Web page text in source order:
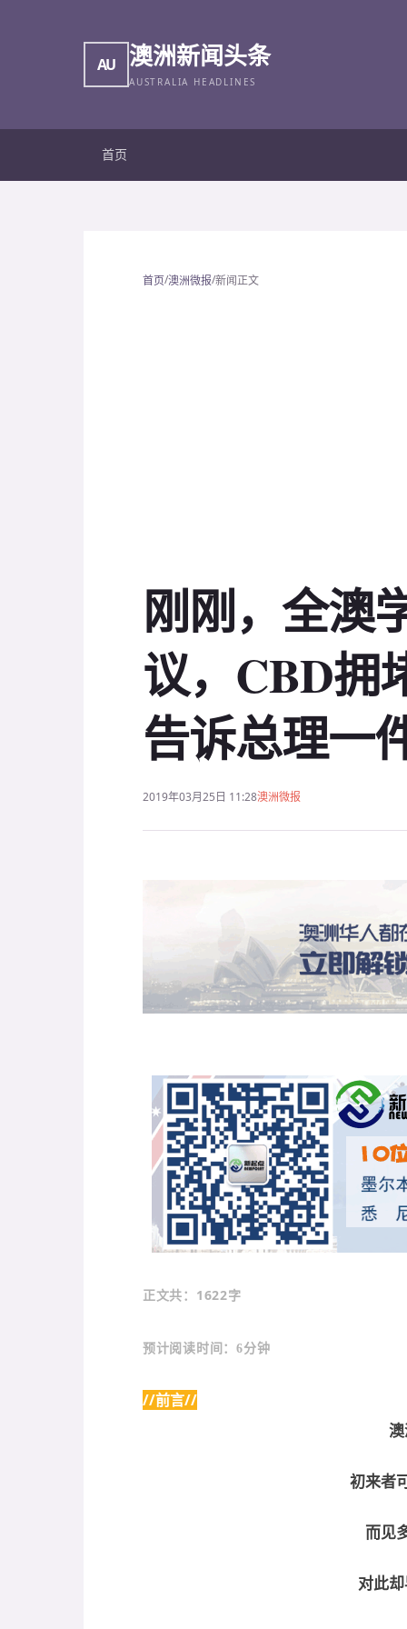
AU 澳洲新闻头条
AUSTRALIA HEADLINES
首页
首页/澳洲微报/新闻正文
刚刚，全澳
议，CBD拥
告诉总理一
2019年03月25日 11:28澳洲微报
正文共 ：1622字
预计阅读时间：6分钟
//前言//
澳
初来者
而见
对此却